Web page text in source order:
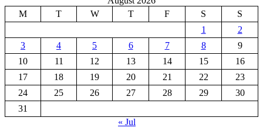
M
T W T F S
S
1
2
3
4 5 6 7 8
9
10
11 12 13 14 15
16
17
18 19 20 21 22
23
24
25 26 27 28 29
30
31
« Jul